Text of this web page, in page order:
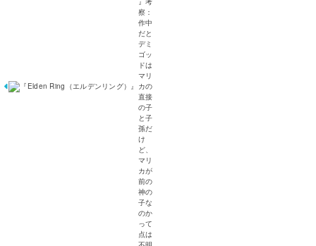
察：
作中
だと
デミ
ゴッ
ドは
マリ
カの
直接
の子
と子
孫だ
け
ど、
マリ
カが
前の
神の
子な
のか
って
点は